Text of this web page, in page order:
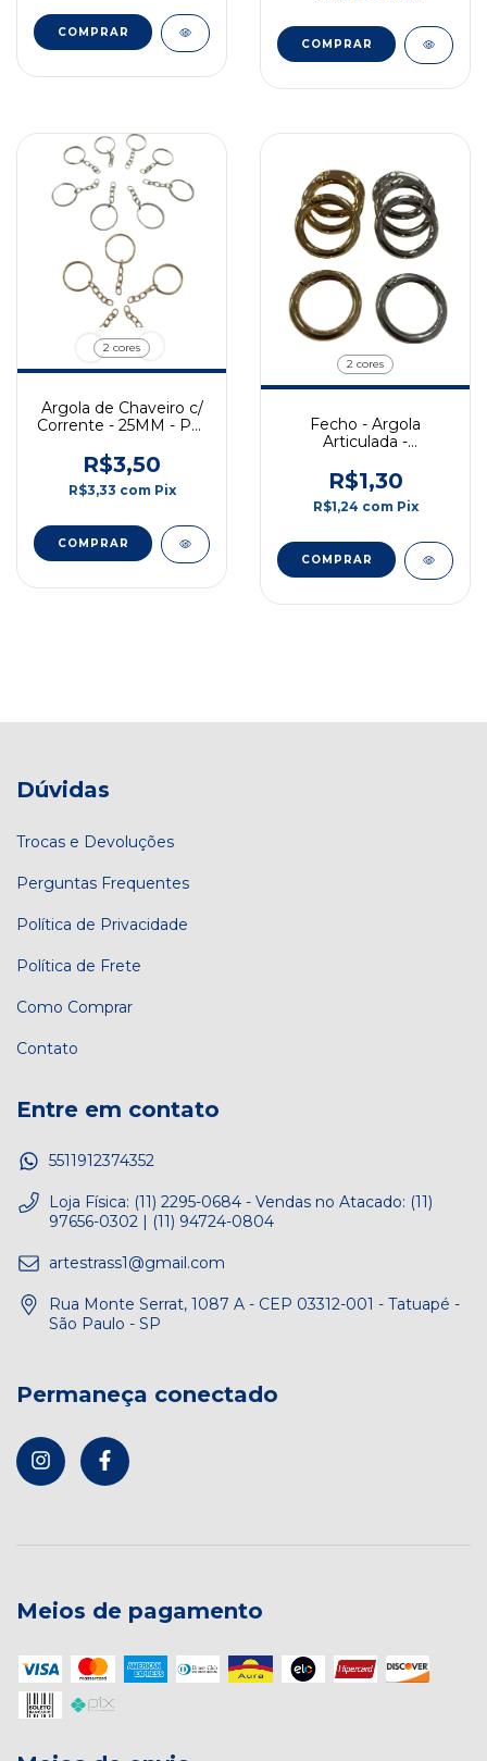
COMPRAR
COMPRAR
2 cores
Argola de Chaveiro c/
Corrente - 25MM - Pct
R$3,50
R$3,33 com Pix
COMPRAR
2 cores
Fecho - Argola
Articulada -
Unidades
R$1,30
R$1,24 com Pix
COMPRAR
Dúvidas
Trocas e Devoluções
Perguntas Frequentes
Política de Privacidade
Política de Frete
Como Comprar
Contato
Entre em contato
5511912374352
Loja Física: (11) 2295-0684 - Vendas no Atacado: (11)
97656-0302 | (11) 94724-0804
artestrass1@gmail.com
Rua Monte Serrat, 1087 A - CEP 03312-001 - Tatuapé -
São Paulo - SP
Permaneça conectado
Meios de pagamento